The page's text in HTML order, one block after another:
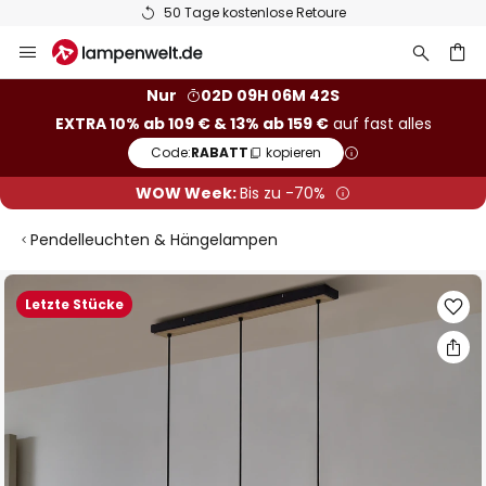
50 Tage kostenlose Retoure
Inhalt
Nur
02D 09H 06M 41S
EXTRA 10% ab 109 € & 13% ab 159 €auf fast alles
Code:RABATT kopieren
WOW Week:Bis zu -70%
Pendelleuchten & Hängelampen
Letzte Stücke
Zum
Ende
springen